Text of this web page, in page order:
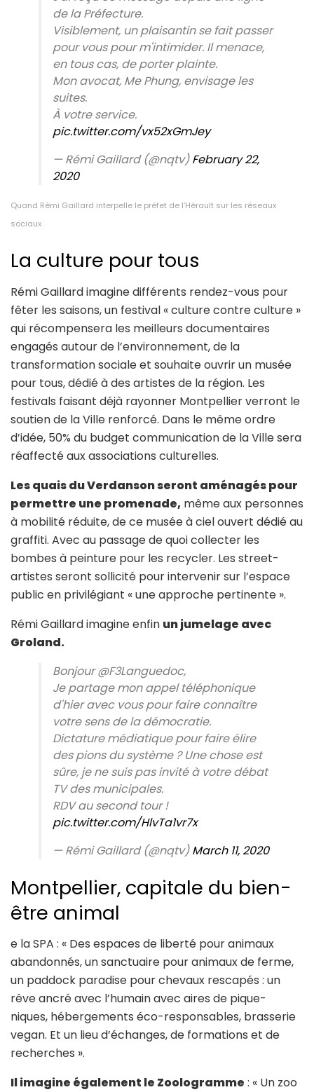
de la Préfecture.
Visiblement, un plaisantin se fait passer
pour vous pour m'intimider. Il menace,
en tous cas, de porter plainte.
Mon avocat, Me Phung, envisage les
suites.
À votre service.
pic.twitter.com/vx52xGmJey
— Rémi Gaillard (@nqtv)February 22,
2020
Quand Rémi Gaillard interpelle le préfet de l’Hérault sur les réseaux
sociaux
La culture pour tous
Rémi Gaillard imagine différents rendez-vous pour
fêter les saisons, un festival « culture contre culture »
qui récompensera les meilleurs documentaires
engagés autour de l’environnement, de la
transformation sociale et souhaite ouvrir un musée
pour tous, dédié à des artistes de la région. Les
festivals faisant déjà rayonner Montpellier verront le
soutien de la Ville renforcé. Dans le même ordre
d’idée, 50% du budget communication de la Ville sera
réaffecté aux associations culturelles.
Les quais du Verdanson seront aménagés pour
permettre une promenade, même aux personnes
à mobilité réduite, de ce musée à ciel ouvert dédié au
graffiti. Avec au passage de quoi collecter les
bombes à peinture pour les recycler. Les street-
artistes seront sollicité pour intervenir sur l’espace
public en privilégiant « une approche pertinente ».
Rémi Gaillard imagine enfin un jumelage avec
Groland.
Bonjour @F3Languedoc,
Je partage mon appel téléphonique
d'hier avec vous pour faire connaître
votre sens de la démocratie.
Dictature médiatique pour faire élire
des pions du système ? Une chose est
sûre, je ne suis pas invité à votre débat
TV des municipales.
RDV au second tour !
pic.twitter.com/HlvTa1vr7x
— Rémi Gaillard (@nqtv)March 11, 2020
Montpellier, capitale du bien-
être animal
e la SPA : « Des espaces de liberté pour animaux
abandonnés, un sanctuaire pour animaux de ferme,
un paddock paradise pour chevaux rescapés : un
rêve ancré avec l’humain avec aires de pique-
niques, hébergements éco-responsables, brasserie
vegan. Et un lieu d’échanges, de formations et de
recherches ».
Il imagine également le Zoologramme : « Un zoo